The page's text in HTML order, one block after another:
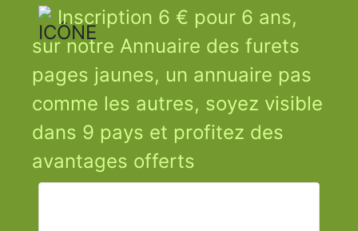
Inscription 6 € pour 6 ans,
sur notre Annuaire des furets
pages jaunes, un annuaire pas
comme les autres, soyez visible
dans 9 pays et profitez des
avantages offerts